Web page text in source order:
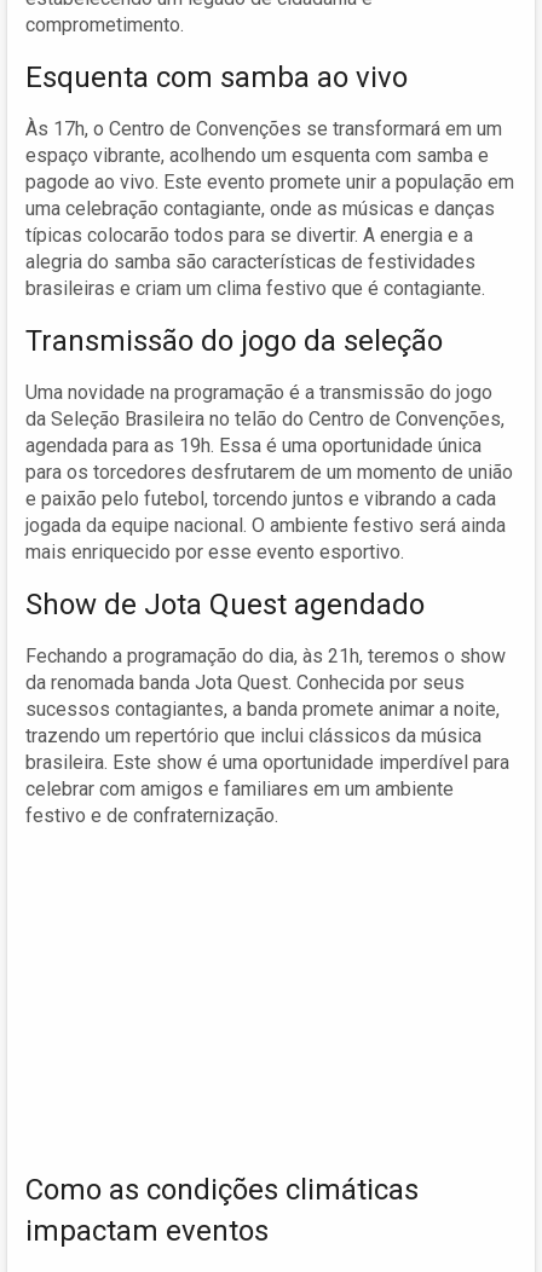
comprometimento.
Esquenta com samba ao vivo
Às 17h, o Centro de Convenções se transformará em um
espaço vibrante, acolhendo um esquenta com samba e
pagode ao vivo. Este evento promete unir a população em
uma celebração contagiante, onde as músicas e danças
típicas colocarão todos para se divertir. A energia e a
alegria do samba são características de festividades
brasileiras e criam um clima festivo que é contagiante.
Transmissão do jogo da seleção
Uma novidade na programação é a transmissão do jogo
da Seleção Brasileira no telão do Centro de Convenções,
agendada para as 19h. Essa é uma oportunidade única
para os torcedores desfrutarem de um momento de união
e paixão pelo futebol, torcendo juntos e vibrando a cada
jogada da equipe nacional. O ambiente festivo será ainda
mais enriquecido por esse evento esportivo.
Show de Jota Quest agendado
Fechando a programação do dia, às 21h, teremos o show
da renomada banda Jota Quest. Conhecida por seus
sucessos contagiantes, a banda promete animar a noite,
trazendo um repertório que inclui clássicos da música
brasileira. Este show é uma oportunidade imperdível para
celebrar com amigos e familiares em um ambiente
festivo e de confraternização.
Como as condições climáticas
impactam eventos